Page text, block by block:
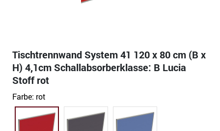
Tischtrennwand System 41 120 x 80 cm (B x
H) 4,1cm Schallabsorberklasse: B Lucia
Stoff rot
Farbe: rot